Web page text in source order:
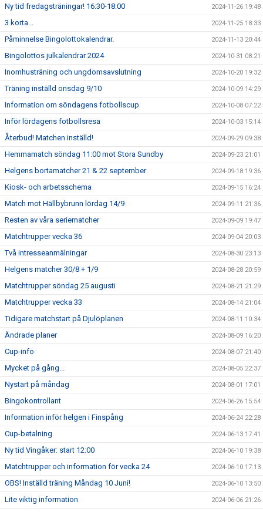
Ny tid fredagsträningar! 16:30-18:00 2024-11-26 19:48
3 korta... 2024-11-25 18:33
Påminnelse Bingolottokalendrar. 2024-11-13 20:44
Bingolottos julkalendrar 2024 2024-10-31 08:21
Inomhusträning och ungdomsavslutning 2024-10-20 19:32
Träning inställd onsdag 9/10 2024-10-09 14:29
Information om söndagens fotbollscup 2024-10-08 07:22
Inför lördagens fotbollsresa 2024-10-03 15:14
Återbud! Matchen inställd! 2024-09-29 09:38
Hemmamatch söndag 11:00 mot Stora Sundby 2024-09-23 21:01
Helgens bortamatcher 21 & 22 september 2024-09-18 19:36
Kiosk- och arbetsschema 2024-09-15 16:24
Match mot Hällbybrunn lördag 14/9 2024-09-11 21:36
Resten av våra seriematcher 2024-09-09 19:47
Matchtrupper vecka 36 2024-09-04 20:03
Två intresseanmälningar 2024-08-30 23:13
Helgens matcher 30/8 + 1/9 2024-08-28 20:59
Matchtrupper söndag 25 augusti 2024-08-21 21:29
Matchtrupper vecka 33 2024-08-14 21:04
Tidigare matchstart på Djulöplanen 2024-08-11 10:34
Ändrade planer 2024-08-09 16:20
Cup-info 2024-08-07 21:40
Mycket på gång... 2024-08-05 22:37
Nystart på måndag 2024-08-01 17:01
Bingokontrollant 2024-06-26 15:54
Information inför helgen i Finspång 2024-06-24 22:28
Cup-betalning 2024-06-13 17:41
Ny tid Vingåker: start 12:00 2024-06-10 19:38
Matchtrupper och information för vecka 24 2024-06-10 17:13
OBS! Inställd träning Måndag 10 Juni! 2024-06-10 13:50
Lite viktig information 2024-06-06 21:26